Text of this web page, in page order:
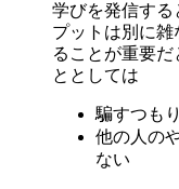
学びを発信する
プットは別に
ることが重要
ととしては
騙すつも
他の人の
ない